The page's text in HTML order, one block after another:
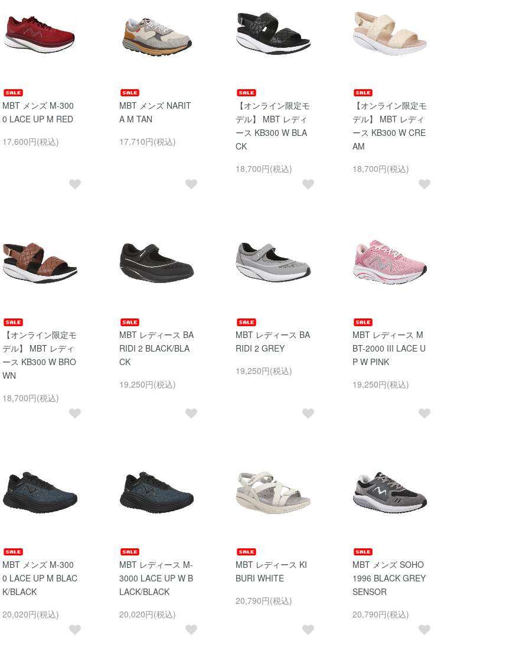
MBT メンズ M-300
0 LACE UP M RED
17,600円(税込)
MBT メンズ NARIT
A M TAN
17,710円(税込)
【オンライン限定モ
デル】 MBT レディ
ース KB300 W BLA
CK
18,700円(税込)
【オンライン限定モ
デル】 MBT レディ
ース KB300 W CRE
AM
18,700円(税込)
【オンライン限定モ
デル】 MBT レディ
ース KB300 W BRO
WN
18,700円(税込)
MBT レディース BA
RIDI 2 BLACK/BLA
CK
19,250円(税込)
MBT レディース BA
RIDI 2 GREY
19,250円(税込)
MBT レディース M
BT-2000 III LACE U
P W PINK
19,250円(税込)
MBT メンズ M-300
0 LACE UP M BLAC
K/BLACK
20,020円(税込)
MBT レディース M-
3000 LACE UP W B
LACK/BLACK
20,020円(税込)
MBT レディース KI
BURI WHITE
20,790円(税込)
MBT メンズ SOHO
1996 BLACK GREY
SENSOR
20,790円(税込)